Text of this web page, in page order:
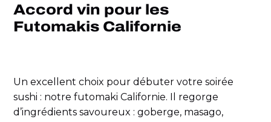
Accord vin pour les
Futomakis Californie
Un excellent choix pour débuter votre soirée
sushi : notre futomaki Californie. Il regorge
d’ingrédients savoureux : goberge, masago,